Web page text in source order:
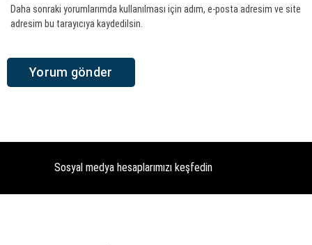
Daha sonraki yorumlarımda kullanılması için adım, e-posta adresim ve site
adresim bu tarayıcıya kaydedilsin.
Sosyal medya hesaplarımızı keşfedin